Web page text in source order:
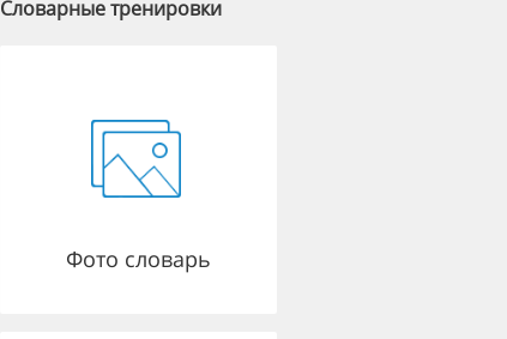
Словарные тренировки
Фото словарь